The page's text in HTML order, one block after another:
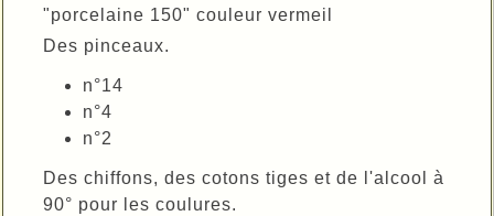
"porcelaine 150" couleur vermeil
Des pinceaux.
n°14
n°4
n°2
Des chiffons, des cotons tiges et de l'alcool à
90° pour les coulures.